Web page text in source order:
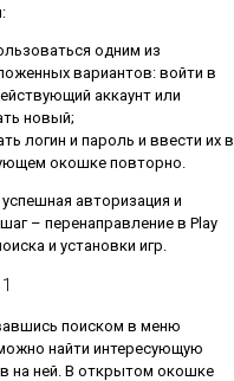
одним из
вариантов: войти в
аккаунт или
новый;
логин и пароль и ввести их в
окошке повторно.
авторизация и
– перенаправление в Play
и установки игр.
поиском в меню
найти интересующую
на ней. В открытом окошке